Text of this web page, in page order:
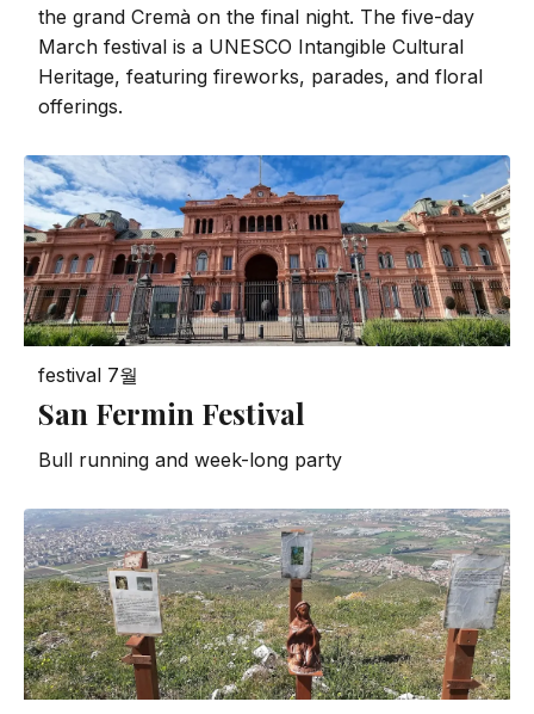
the grand Cremà on the final night. The five-day
March festival is a UNESCO Intangible Cultural
Heritage, featuring fireworks, parades, and floral
offerings.
festival 7월
San Fermin Festival
Bull running and week-long party